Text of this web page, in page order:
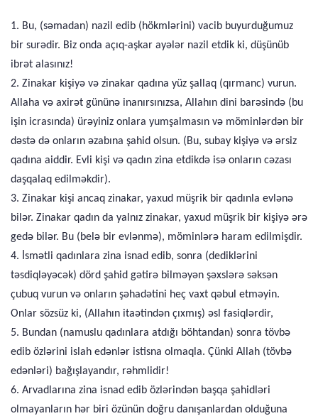
1. Bu, (səmadan) nazil edib (hökmlərini) vacib buyurduğumuz
bir surədir. Biz onda açıq-aşkar ayələr nazil etdik ki, düşünüb
ibrət alasınız!
2. Zinakar kişiyə və zinakar qadına yüz şallaq (qırmanc) vurun.
Allaha və axirət gününə inanırsınızsa, Allahın dini barəsində (bu
işin icrasında) ürəyiniz onlara yumşalmasın və möminlərdən bir
dəstə də onların əzabına şahid olsun. (Bu, subay kişiyə və ərsiz
qadına aiddir. Evli kişi və qadın zina etdikdə isə onların cəzası
daşqalaq edilməkdir).
3. Zinakar kişi ancaq zinakar, yaxud müşrik bir qadınla evlənə
bilər. Zinakar qadın da yalnız zinakar, yaxud müşrik bir kişiyə ərə
gedə bilər. Bu (belə bir evlənmə), möminlərə haram edilmişdir.
4. İsmətli qadınlara zina isnad edib, sonra (dediklərini
təsdiqləyəcək) dörd şahid gətirə bilməyən şəxslərə səksən
çubuq vurun və onların şəhadətini heç vaxt qəbul etməyin.
Onlar sözsüz ki, (Allahın itaətindən çıxmış) əsl fasiqlərdir,
5. Bundan (namuslu qadınlara atdığı böhtandan) sonra tövbə
edib özlərini islah edənlər istisna olmaqla. Çünki Allah (tövbə
edənləri) bağışlayandır, rəhmlidir!
6. Arvadlarına zina isnad edib özlərindən başqa şahidləri
olmayanların hər biri özünün doğru danışanlardan olduğuna